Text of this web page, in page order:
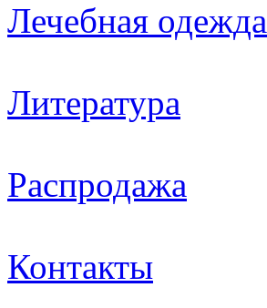
Лечебная одежда
Литература
Распродажа
Контакты